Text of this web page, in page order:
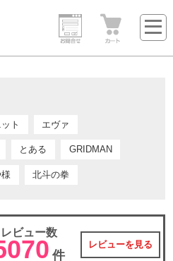
ト エヴァ
とある GRIDMAN
北斗の拳
レビュー数
件
レビューを見る